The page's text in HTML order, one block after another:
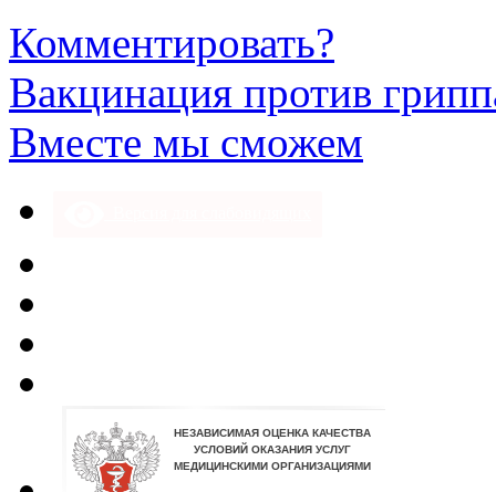
Комментировать?
Вакцинация против
Вместе мы сможем